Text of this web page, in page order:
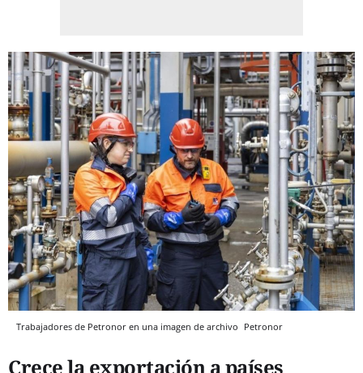
Trabajadores de Petronor en una imagen de archivo Petronor
Crece la exportación a países